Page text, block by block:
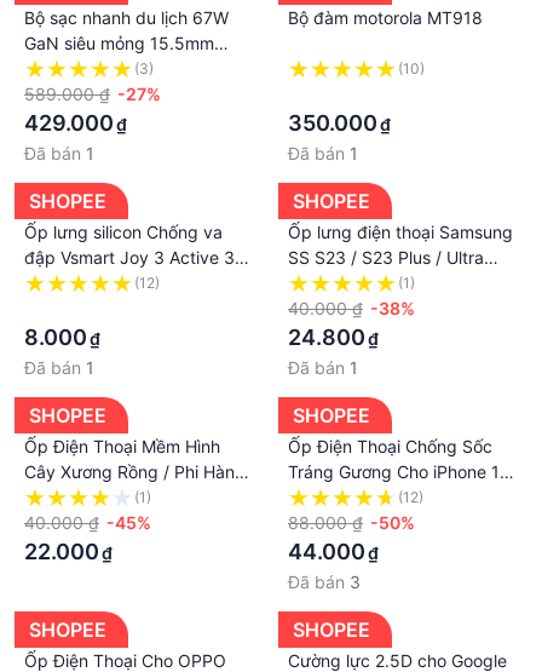
Bộ sạc nhanh du lịch 67W
GaN siêu mỏng 15.5mm
ASOMETECH | Cổng Type-C
& Type-A | hỗ trợ các chuẩn
sạc phổ biến
(3)
589.000 ₫ -27%
429.000₫
Đã bán 1
Bộ đàm motorola MT918
(10)
350.000₫
Đã bán 1
SHOPEE
Ốp lưng silicon Chống va
đập Vsmart Joy 3 Active 3
Live 4 / Vsmart Star 4 /
Star 5
(12)
8.000₫
Đã bán 1
SHOPEE
Ốp lưng điện thoại Samsung
SS S23 / S23 Plus / Ultra
hình thương hiệu thời trang
L.V cao cấp
(1)
40.000 ₫ -38%
24.800₫
Đã bán 1
SHOPEE
Ốp Điện Thoại Mềm Hình
Cây Xương Rồng / Phi Hành
Gia Cho Samsung Galaxy
S23 / S23 Plus / S23 Ultra
(1)
40.000 ₫ -45%
22.000₫
SHOPEE
Ốp Điện Thoại Chống Sốc
Tráng Gương Cho iPhone 14
Pro Max 13 13pro 13prm 11
7 + 8 + Xr XS 12 Pro Max
(12)
88.000 ₫ -50%
44.000₫
Đã bán 3
SHOPEE
Ốp Điện Thoại Cho OPPO
SHOPEE
Cường lực 2.5D cho Google